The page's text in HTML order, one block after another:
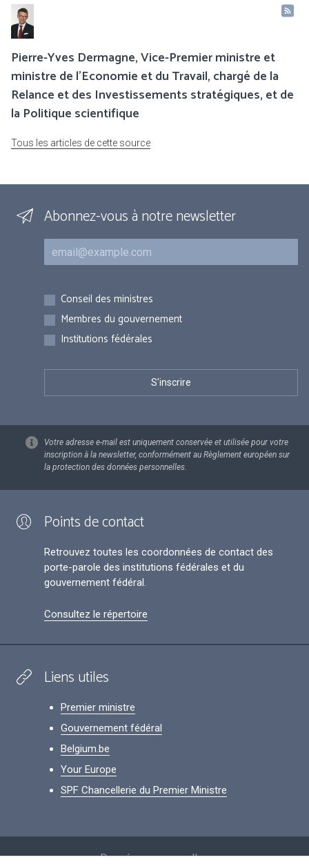
Pierre-Yves Dermagne, Vice-Premier ministre et
ministre de l’Economie et du Travail, chargé de la
Relance et des Investissements stratégiques, et de
la Politique scientifique
Tous les articles de cette source
Abonnez-vous à notre newsletter
Courriel
Inscriptions
Conseil des ministres
Membres du gouvernement
Institutions fédérales
Votre adresse e-mail est uniquement conservée et utilisée pour votre
inscription à la newsletter, conformément au Règlement européen sur
la protection des données personnelles.
Points de contact
Retrouvez toutes les coordonnées de contact des
porte-parole des institutions fédérales et du
gouvernement fédéral.
Consultez le répertoire
Liens utiles
Premier ministre
Gouvernement fédéral
Belgium.be
Your Europe
SPF Chancellerie du Premier Ministre
Données personnelles